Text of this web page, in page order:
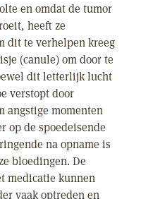
en omdat de tumor
heeft ze
dit te verhelpen kreeg
(canule) om door te
dit letterlijk lucht
verstopt door
angstige momenten
op de spoedeisende
na opname is
bloedingen. De
medicatie kunnen
vaak optreden en